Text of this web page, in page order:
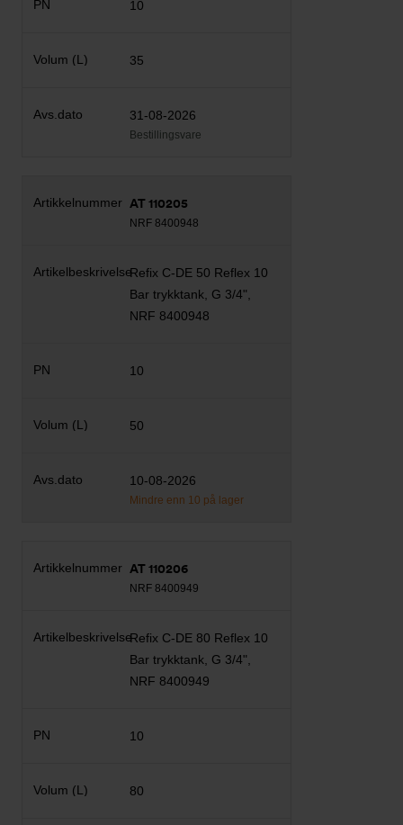
10
35
31-08-2026
Bestillingsvare
AT 110205
NRF 8400948
Refix C-DE 50 Reflex 10
Bar trykktank, G 3/4",
NRF 8400948
10
50
10-08-2026
Mindre enn 10 på lager
AT 110206
NRF 8400949
Refix C-DE 80 Reflex 10
Bar trykktank, G 3/4",
NRF 8400949
10
80